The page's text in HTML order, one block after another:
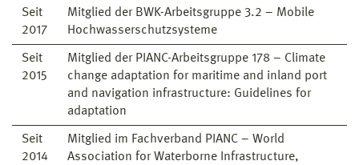
Seit
2017
Mitglied der BWK-Arbeitsgruppe 3.2 – Mobile
Hochwasserschutzsysteme
Seit
2015
Mitglied der PIANC-Arbeitsgruppe 178 – Climate
change adaptation for maritime and inland port
and navigation infrastructure: Guidelines for
adaptation
Seit
2014
Mitglied im Fachverband PIANC – World
Association for Waterborne Infrastructure,